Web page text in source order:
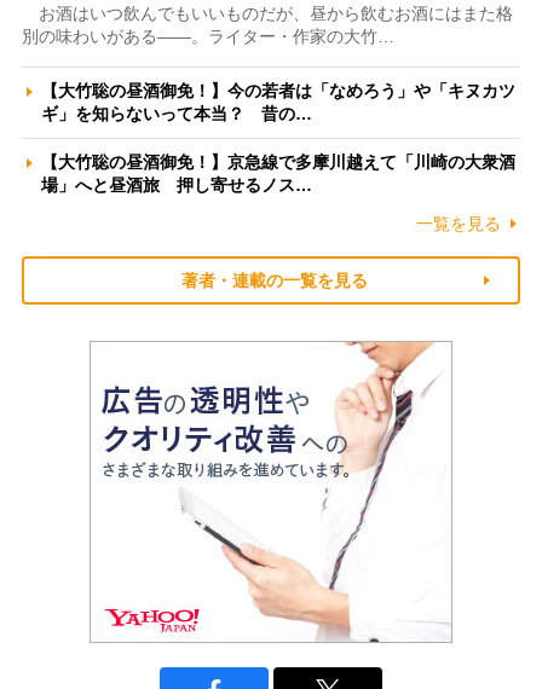
お酒はいつ飲んでもいいものだが、昼から飲むお酒にはまた格
別の味わいがある――。ライター・作家の大竹…
【大竹聡の昼酒御免！】今の若者は「なめろう」や「キヌカツ
ギ」を知らないって本当？ 昔の…
【大竹聡の昼酒御免！】京急線で多摩川越えて「川崎の大衆酒
場」へと昼酒旅 押し寄せるノス…
一覧を見る
著者・連載の一覧を見る